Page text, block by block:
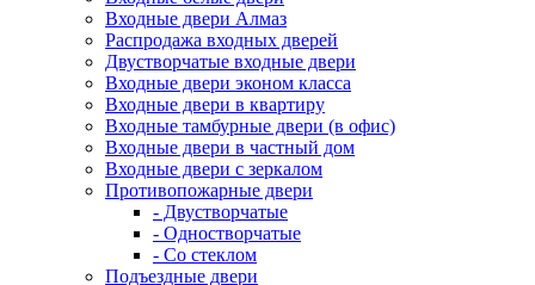
Входные двери Алмаз
Распродажа входных дверей
Двустворчатые входные двери
Входные двери эконом класса
Входные двери в квартиру
Входные тамбурные двери (в офис)
Входные двери в частный дом
Входные двери с зеркалом
Противопожарные двери
- Двустворчатые
- Одностворчатые
- Со стеклом
Подъездные двери